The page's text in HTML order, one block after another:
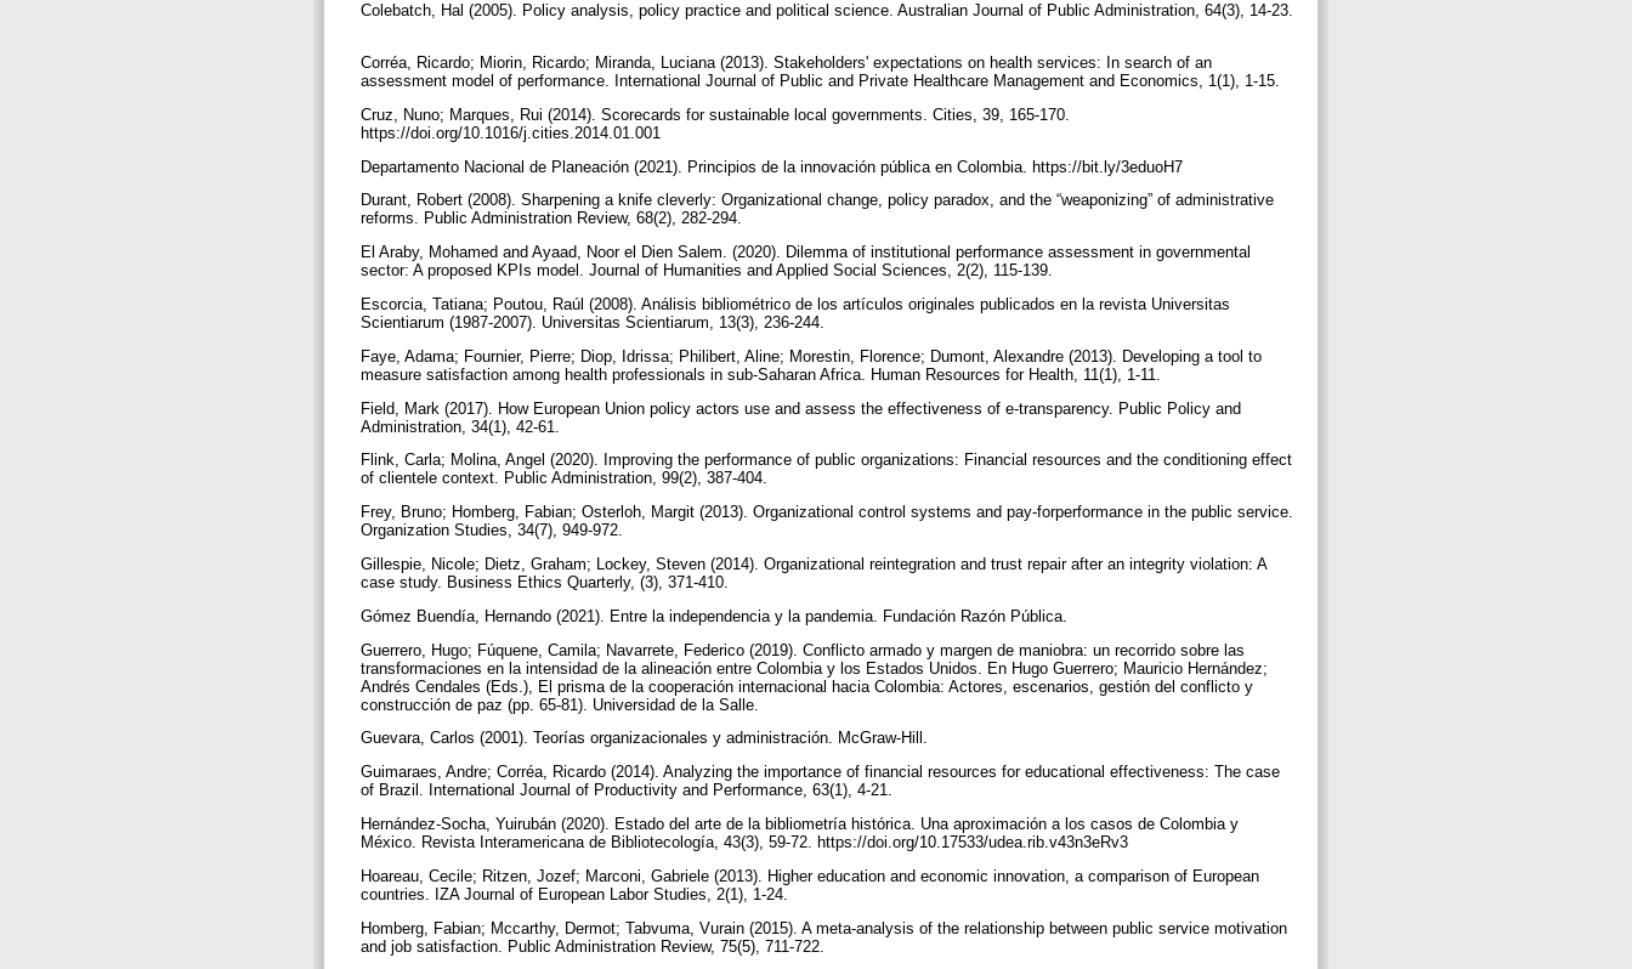
Colebatch, Hal (2005). Policy analysis, policy practice and political science. Australian Journal of Public Administration, 64(3), 14-23.
Corréa, Ricardo; Miorin, Ricardo; Miranda, Luciana (2013). Stakeholders' expectations on health services: In search of an
assessment model of performance. International Journal of Public and Private Healthcare Management and Economics, 1(1), 1-15.
Cruz, Nuno; Marques, Rui (2014). Scorecards for sustainable local governments. Cities, 39, 165-170.
https://doi.org/10.1016/j.cities.2014.01.001
Departamento Nacional de Planeación (2021). Principios de la innovación pública en Colombia. https://bit.ly/3eduoH7
Durant, Robert (2008). Sharpening a knife cleverly: Organizational change, policy paradox, and the “weaponizing” of administrative
reforms. Public Administration Review, 68(2), 282-294.
El Araby, Mohamed and Ayaad, Noor el Dien Salem. (2020). Dilemma of institutional performance assessment in governmental
sector: A proposed KPIs model. Journal of Humanities and Applied Social Sciences, 2(2), 115-139.
Escorcia, Tatiana; Poutou, Raúl (2008). Análisis bibliométrico de los artículos originales publicados en la revista Universitas
Scientiarum (1987-2007). Universitas Scientiarum, 13(3), 236-244.
Faye, Adama; Fournier, Pierre; Diop, Idrissa; Philibert, Aline; Morestin, Florence; Dumont, Alexandre (2013). Developing a tool to
measure satisfaction among health professionals in sub-Saharan Africa. Human Resources for Health, 11(1), 1-11.
Field, Mark (2017). How European Union policy actors use and assess the effectiveness of e-transparency. Public Policy and
Administration, 34(1), 42-61.
Flink, Carla; Molina, Angel (2020). Improving the performance of public organizations: Financial resources and the conditioning effect
of clientele context. Public Administration, 99(2), 387-404.
Frey, Bruno; Homberg, Fabian; Osterloh, Margit (2013). Organizational control systems and pay-forperformance in the public service.
Organization Studies, 34(7), 949-972.
Gillespie, Nicole; Dietz, Graham; Lockey, Steven (2014). Organizational reintegration and trust repair after an integrity violation: A
case study. Business Ethics Quarterly, (3), 371-410.
Gómez Buendía, Hernando (2021). Entre la independencia y la pandemia. Fundación Razón Pública.
Guerrero, Hugo; Fúquene, Camila; Navarrete, Federico (2019). Conflicto armado y margen de maniobra: un recorrido sobre las
transformaciones en la intensidad de la alineación entre Colombia y los Estados Unidos. En Hugo Guerrero; Mauricio Hernández;
Andrés Cendales (Eds.), El prisma de la cooperación internacional hacia Colombia: Actores, escenarios, gestión del conflicto y
construcción de paz (pp. 65-81). Universidad de la Salle.
Guevara, Carlos (2001). Teorías organizacionales y administración. McGraw-Hill.
Guimaraes, Andre; Corréa, Ricardo (2014). Analyzing the importance of financial resources for educational effectiveness: The case
of Brazil. International Journal of Productivity and Performance, 63(1), 4-21.
Hernández-Socha, Yuirubán (2020). Estado del arte de la bibliometría histórica. Una aproximación a los casos de Colombia y
México. Revista Interamericana de Bibliotecología, 43(3), 59-72. https://doi.org/10.17533/udea.rib.v43n3eRv3
Hoareau, Cecile; Ritzen, Jozef; Marconi, Gabriele (2013). Higher education and economic innovation, a comparison of European
countries. IZA Journal of European Labor Studies, 2(1), 1-24.
Homberg, Fabian; Mccarthy, Dermot; Tabvuma, Vurain (2015). A meta-analysis of the relationship between public service motivation
and job satisfaction. Public Administration Review, 75(5), 711-722.